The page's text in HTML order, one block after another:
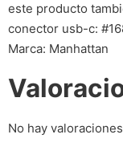
este producto
conector usb-c:
Marca: Manhattan
No hay